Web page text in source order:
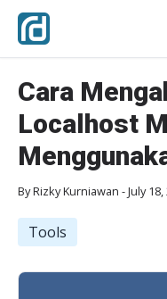
Cara
Localhost
ByRizky Kurniawan -July
Tools